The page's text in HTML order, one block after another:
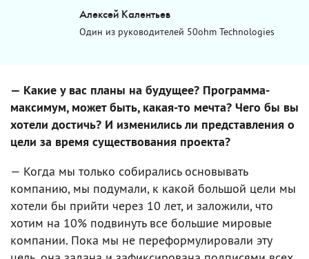
Алексей Калентьев
Один из руководителей 50ohm Technologies
— Какие у вас планы на будущее? Программа-
максимум, может быть, какая-то мечта? Чего бы вы
хотели достичь? И изменились ли представления о
цели за время существования проекта?
— Когда мы только собирались основывать
компанию, мы подумали, к какой большой цели мы
хотели бы прийти через 10 лет, и заложили, что
хотим на 10% подвинуть все большие мировые
компании. Пока мы не переформулировали эту